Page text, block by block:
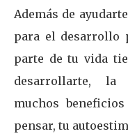
Además de
para el desarrollo
parte de tu vida
desarrollarte, la
muchos
pensar, tu